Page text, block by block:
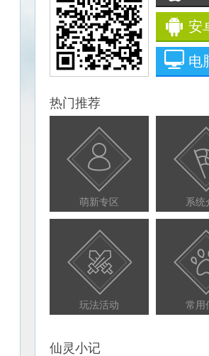
安
电
热门推荐
萌新专区 系统
玩法活动 常用
仙灵小记